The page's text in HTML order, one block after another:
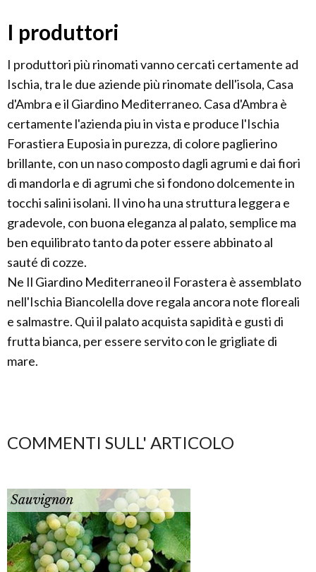
I produttori
I produttori più rinomati vanno cercati certamente ad
Ischia, tra le due aziende più rinomate dell'isola, Casa
d'Ambra e il Giardino Mediterraneo. Casa d'Ambra è
certamente l'azienda piu in vista e produce l'Ischia
Forastiera Euposia in purezza, di colore paglierino
brillante, con un naso composto dagli agrumi e dai fiori
di mandorla e di agrumi che si fondono dolcemente in
tocchi salini isolani. Il vino ha una struttura leggera e
gradevole, con buona eleganza al palato, semplice ma
ben equilibrato tanto da poter essere abbinato al
sauté di cozze.
Ne Il Giardino Mediterraneo il Forastera è assemblato
nell'Ischia Biancolella dove regala ancora note floreali
e salmastre. Qui il palato acquista sapidità e gusti di
frutta bianca, per essere servito con le grigliate di
mare.
COMMENTI SULL' ARTICOLO
Sauvignon